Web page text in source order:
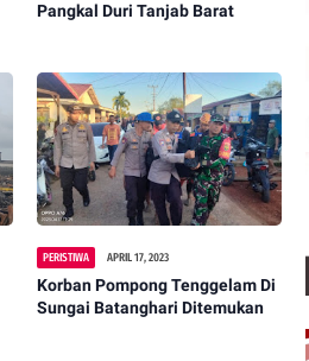
Pangkal Duri Tanjab Barat
PERISTIWA APRIL 17, 2023
Korban Pompong Tenggelam Di
Sungai Batanghari Ditemukan